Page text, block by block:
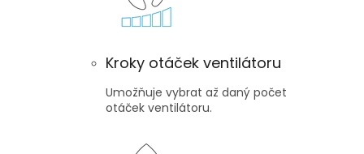
Kroky otáček ventilátoru
Umožňuje vybrat až daný počet
otáček ventilátoru.